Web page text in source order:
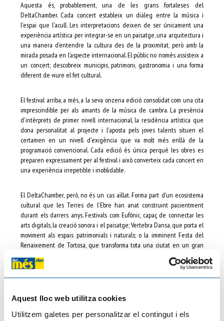
Aquest lloc web utilitza cookies
Utilitzem galetes per personalitzar el contingut i els
Aquesta és, probablement, una de les grans fortaleses del
DeltaChamber. Cada concert estableix un diàleg entre la música i
l'espai que l'acull. Les interpretacions deixen de ser únicament una
experiència artística per integrar-se en un paisatge, una arquitectura i
una manera d’entendre la cultura des de la proximitat, però amb la
mirada posada en l’aspecte internacional. El públic no només assisteix a
un concert; descobreix municipis, patrimoni, gastronomia i una forma
diferent de viure el fet cultural.
El festival arriba, a més, a la seva onzena edició consolidat com una cita
imprescindible per als amants de la música de cambra. La presència
d'intèrprets de primer nivell internacional, la residència artística que
dona personalitat al projecte i l'aposta pels joves talents situen el
certamen en un nivell d'exigència que va molt més enllà de la
programació convencional. Cada edició és única perquè les obres es
preparen expressament per al festival i això converteix cada concert en
una experiència irrepetible i inoblidable.
El DeltaChamber, però, no és un cas aïllat. Forma part d'un ecosistema
cultural que les Terres de l'Ebre han anat construint pacientment
durant els darrers anys. Festivals com Eufònic, capaç de connectar les
arts digitals, la creació sonora i el paisatge; Vertebra Dansa, que porta el
moviment als espais patrimonials i naturals; o la imminent Festa del
Renaixement de Tortosa, que transforma tota una ciutat en un gran
escenari històric, entre altres cites imprescindibles, evidencien una
realitat cada vegada més consolidada.
només els espectacles. Importa també el lloc on passen. La cultura
deixa de ser un producte que es consumeix per convertir-se en una